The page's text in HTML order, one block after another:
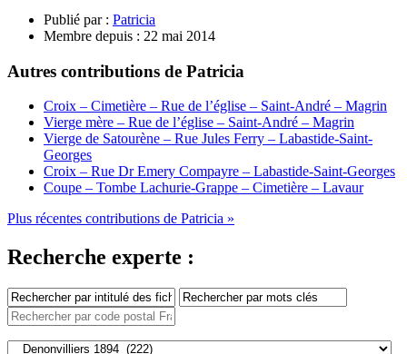
Publié par : Patricia
Membre depuis : 22 mai 2014
Autres contributions de Patricia
Croix – Cimetière – Rue de l’église – Saint-André – Magrin
Vierge mère – Rue de l’église – Saint-André – Magrin
Vierge de Satourène – Rue Jules Ferry – Labastide-Saint-
Georges
Croix – Rue Dr Emery Compayre – Labastide-Saint-Georges
Coupe – Tombe Lachurie-Grappe – Cimetière – Lavaur
Plus récentes contributions de Patricia »
Recherche experte :